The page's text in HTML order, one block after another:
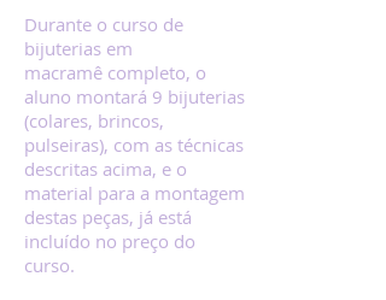
Durante o curso de
bijuterias em
macramê completo, o
aluno montará 9 bijuterias
(colares, brincos,
pulseiras), com as técnicas
descritas acima, e o
material para a montagem
destas peças, já está
incluído no preço do
curso.